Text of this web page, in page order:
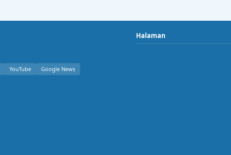
YouTube Google News
Halaman